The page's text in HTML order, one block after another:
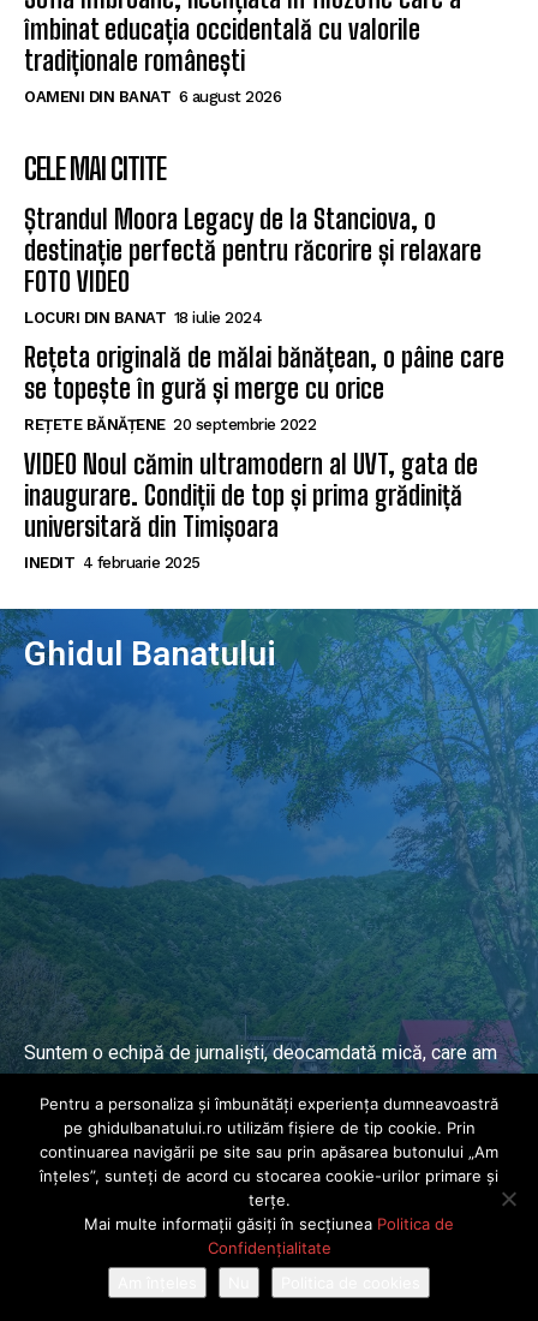
îmbinat educația occidentală cu valorile
tradiționale românești
OAMENI DIN BANAT 6 august 2026
CELE MAI CITITE
Ștrandul Moora Legacy de la Stanciova, o
destinație perfectă pentru răcorire și relaxare
FOTO VIDEO
LOCURI DIN BANAT 18 iulie 2024
Rețeta originală de mălai bănățean, o pâine care
se topește în gură și merge cu orice
REȚETE BĂNĂȚENE 20 septembrie 2022
VIDEO Noul cămin ultramodern al UVT, gata de
inaugurare. Condiții de top și prima grădiniță
universitară din Timișoara
INEDIT 4 februarie 2025
Ghidul Banatului
Suntem o echipă de jurnaliști, deocamdată mică, care am
ani.
© Ghidul Banatului 2025. Toate drepturile rezervate · Dezvoltat de
Power Media FX
Pentru a personaliza și îmbunătăți experiența dumneavoastră
pe ghidulbanatului.ro utilizăm fișiere de tip cookie. Prin
continuarea navigării pe site sau prin apăsarea butonului „Am
înțeles”, sunteți de acord cu stocarea cookie-urilor primare și
terțe.
Mai multe informații găsiți în secțiunea Politica de
Confidențialitate